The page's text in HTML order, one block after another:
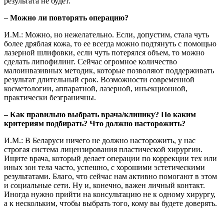
– Можно ли повторять операцию?
И.М.: Можно, но нежелательно. Если, допустим, стала чуть
более дряблая кожа, то ее всегда можно подтянуть с помощью
лазерной шлифовки, если чуть потерялся объем, то можно
сделать липофилинг. Сейчас огромное количество
малоинвазивных методик, которые позволяют поддерживать
результат длительный срок. Возможности современной
косметологии, аппаратной, лазерной, инъекционной,
практически безграничны.
– Как правильно выбрать врача/клинику? По каким
критериям подбирать? Что должно насторожить?
И.М.: В Беларуси ничего не должно насторожить, у нас
строгая система лицензирования пластической хирургии.
Ищите врача, который делает операции по коррекции тех или
иных зон тела часто, успешно, с хорошими эстетическими
результатами. Благо, что сейчас нам активно помогают в этом
и социальные сети. Ну и, конечно, важен личный контакт.
Иногда нужно прийти на консультацию не к одному хирургу,
а к нескольким, чтобы выбрать того, кому вы будете доверять.